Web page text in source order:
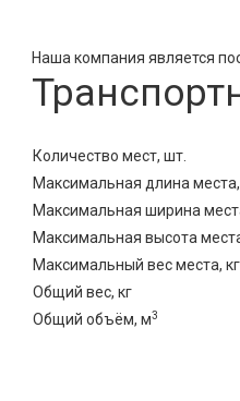
Наша компания является
Количество мест, шт.
Максимальная длина
Максимальная ширина
Максимальная высота
Максимальный вес места, кг
Общий вес, кг
Общий объём, м3